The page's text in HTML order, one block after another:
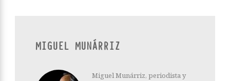
MIGUEL MUNÁRRIZ
Miguel Munárriz, periodista y